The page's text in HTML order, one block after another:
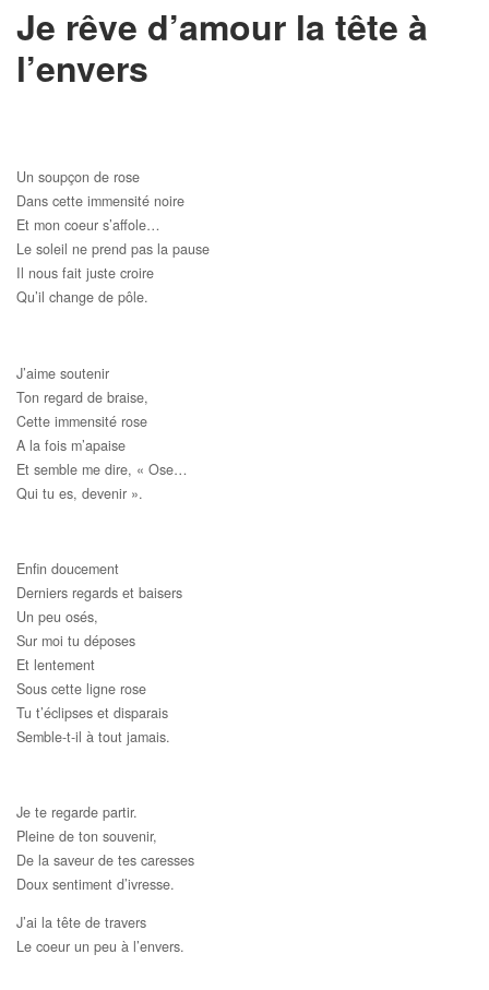
Je rêve d’amour la tête à
l’envers
Un soupçon de rose
Dans cette immensité noire
Et mon coeur s’affole…
Le soleil ne prend pas la pause
Il nous fait juste croire
Qu’il change de pôle.
J’aime soutenir
Ton regard de braise,
Cette immensité rose
A la fois m’apaise
Et semble me dire, « Ose…
Qui tu es, devenir ».
Enfin doucement
Derniers regards et baisers
Un peu osés,
Sur moi tu déposes
Et lentement
Sous cette ligne rose
Tu t’éclipses et disparais
Semble-t-il à tout jamais.
Je te regarde partir.
Pleine de ton souvenir,
De la saveur de tes caresses
Doux sentiment d’ivresse.
J’ai la tête de travers
Le coeur un peu à l’envers.